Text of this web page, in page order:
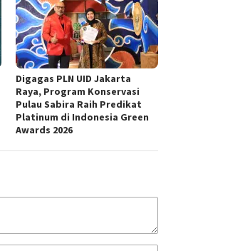
Digagas PLN UID Jakarta
Raya, Program Konservasi
Pulau Sabira Raih Predikat
Platinum di Indonesia Green
Awards 2026